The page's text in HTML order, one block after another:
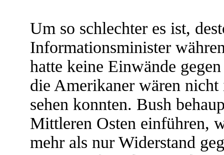
Um so schlechter es ist,
Informationsminister
hatte keine Einwände
die Amerikaner wären
sehen konnten. Bush
Mittleren Osten einführen,
mehr als nur Widerstand